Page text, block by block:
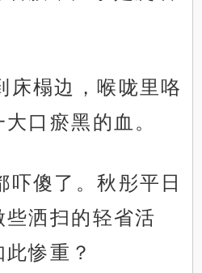
床榻边，喉咙里咯
口瘀黑的血。
吓傻了。秋彤平日
些洒扫的轻省活
惨重？